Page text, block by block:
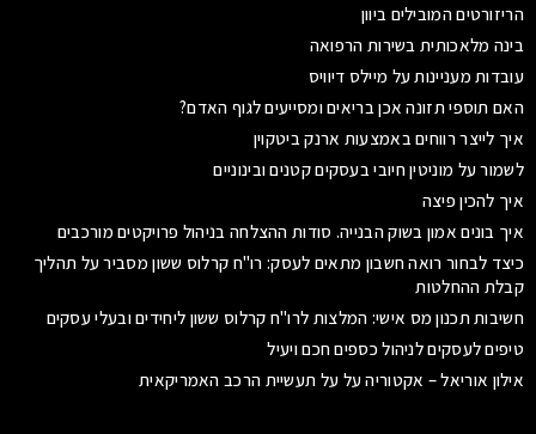
הריזורטים המובילים ביוון
בינה מלאכותית בשירות הרפואה
עובדות מעניינות על מיילס דיוויס
האם תוספי תזונה אכן בריאים ומסייעים לגוף האדם?
איך לייצר רווחים באמצעות ארנק ביטקוין
לשמור על מוניטין חיובי בעסקים קטנים ובינוניים
איך להכין פיצה
איך בונים אמון בשוק הבנייה. סודות ההצלחה בניהול פרויקטים מורכבים
כיצד לבחור רואה חשבון מתאים לעסק: רו"ח קרלוס ששון מסביר על תהליך
קבלת ההחלטות
חשיבות תכנון מס אישי: המלצות לרו"ח קרלוס ששון ליחידים ובעלי עסקים
טיפים לעסקים לניהול כספים חכם ויעיל
אילון אוריאל – אקטוריה על על תעשיית הרכב האמריקאית